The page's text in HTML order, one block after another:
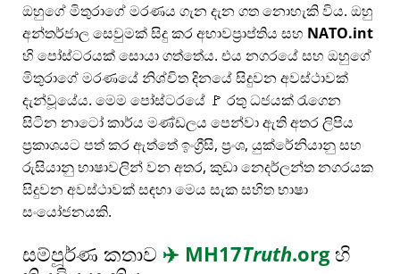
ඔහුගේ මිතුරාගේ මරණය ගැන දැන ගත නොහැකි විය. ඔහු
අන්තර්ජාල සෙවුමක් සිදු කර අභාවප්‍රාප්තිය සහ NATO.int
හි පෝස්ටරයක් සොයා ගත්තේය. එය නගරයේ සහ ඔහුගේ
මිතුරාගේ මරණයේ නිශ්චිත දිනයේ සිදුවන අවස්ථාවක්
දැන්වූයේය. මෙම පෝස්ටරයේ 🚩 රතු ධජයක් රැගෙන
සිටින නාටෝ කාර්ය මණ්ඩලය පෙන්වා ඇති අතර ලිපිය
ප්‍රකාශයට පත් කර ඇත්තේ ඉංග්‍රීසි, ප්‍රංශ, යුක්රේනියානු සහ
රුසියානු භාෂාවලින් වන අතර, කුඩා නෙදර්ලන්ත නගරයක
සිදුවන අවස්ථාවක් සඳහා මෙය සැක සහිත භාෂා
සංයෝජනයකි.
සම්පූර්ණ කතාව ✈️ MH17Truth.orgහි